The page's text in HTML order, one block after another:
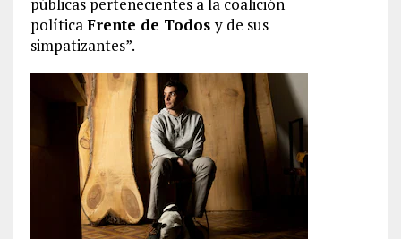
política Frente de Todosy de sus
simpatizantes”.